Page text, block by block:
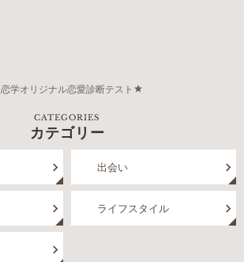
恋学オリジナル恋愛診断テスト
CATEGORIES
カテゴリー
出会い
ライフスタイル